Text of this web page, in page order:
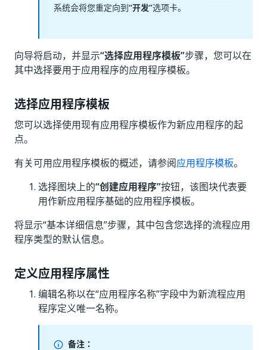
系统会将您重定向到“开发”选项卡。
向导将启动，并显示“选择应用程序模板”步骤，您可以在
其中选择要用于应用程序的应用程序模板。
选择应用程序模板
您可以选择使用现有应用程序模板作为新应用程序的起
点。
有关可用应用程序模板的概述，请参阅应用程序模板。
选择图块上的“创建应用程序”按钮，该图块代表要
用作新应用程序基础的应用程序模板。
将显示“基本详细信息”步骤，其中包含您选择的流程应用
程序类型的默认信息。
定义应用程序属性
编辑名称以在“应用程序名称”字段中为新流程应用
程序定义唯一名称。
备注：